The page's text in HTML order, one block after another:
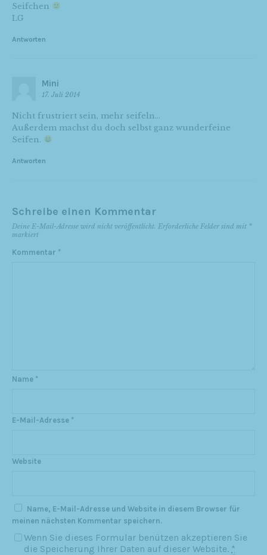
Seifchen
LG
Antworten
Mini
17. Juli 2014
Nicht frustriert sein, mehr seifeln…
Außerdem machst du doch selbst ganz wunderfeine
Seifen.
Antworten
Schreibe einen Kommentar
Deine E-Mail-Adresse wird nicht veröffentlicht. Erforderliche Felder sind mit *
markiert
Kommentar *
Name *
E-Mail-Adresse *
Website
Name, E-Mail-Adresse und Website in diesem Browser für
meinen nächsten Kommentar speichern.
Wenn Sie dieses Formular benützen akzeptieren Sie
die Speicherung Ihrer Daten auf dieser Website. *